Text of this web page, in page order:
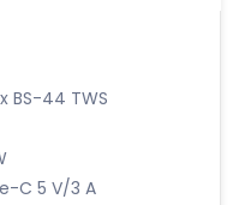
BS-44 TWS
C 5 V/3 A